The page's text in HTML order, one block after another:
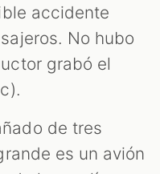
accidente
No hubo
grabó el
de tres
es un avión